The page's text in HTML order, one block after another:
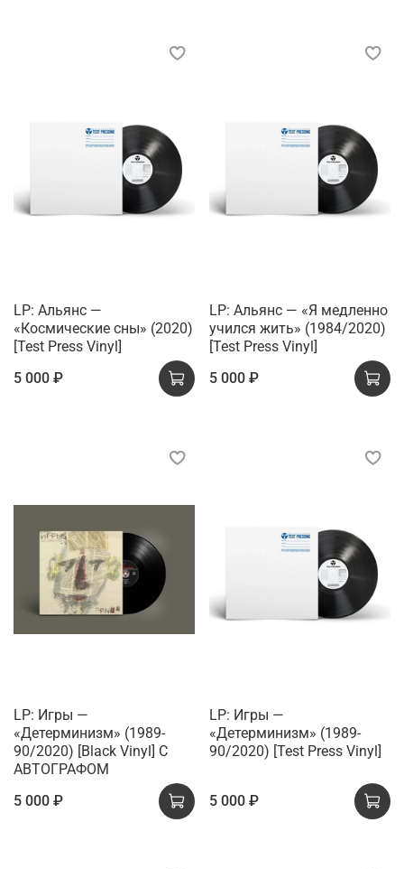
LP: Альянс —
«Космические сны» (2020)
[Test Press Vinyl]
5 000 ₽
LP: Альянс — «Я медленно
учился жить» (1984/2020)
[Test Press Vinyl]
5 000 ₽
LP: Игры —
«Детерминизм» (1989-
90/2020) [Black Vinyl] С
АВТОГРАФОМ
5 000 ₽
LP: Игры —
«Детерминизм» (1989-
90/2020) [Test Press Vinyl]
5 000 ₽